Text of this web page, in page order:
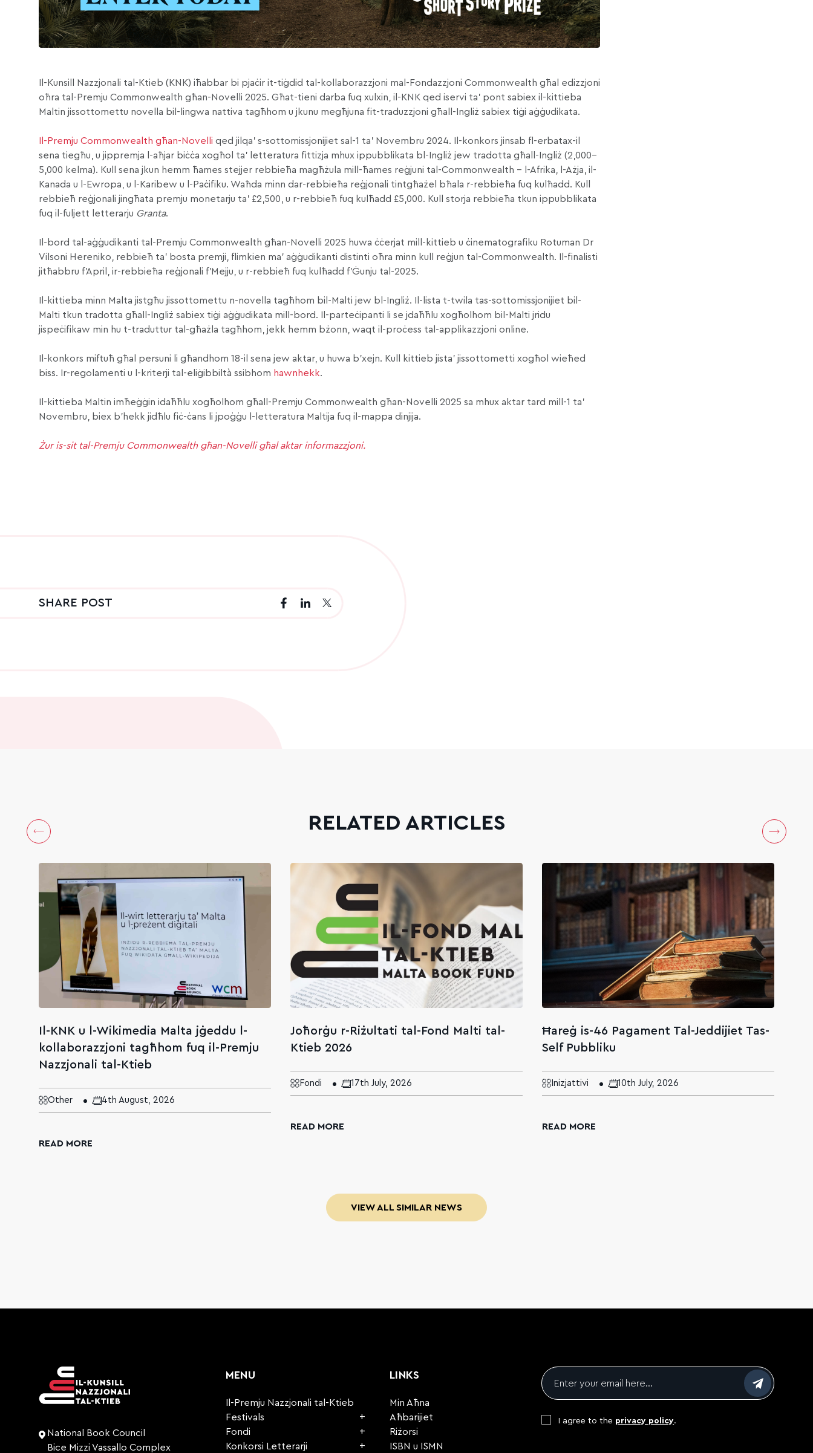
Il-Kunsill Nazzjonali tal-Ktieb (KNK) iħabbar bi pjaċir it-tiġdid tal-kollaborazzjoni mal-Fondazzjoni Commonwealth għal edizzjoni
oħra tal-Premju Commonwealth għan-Novelli 2025. Għat-tieni darba fuq xulxin, il-KNK qed iservi ta’ pont sabiex il-kittieba
Maltin jissottomettu novella bil-lingwa nattiva tagħhom u jkunu megħjuna fit-traduzzjoni għall-Ingliż sabiex tiġi aġġudikata.
Il-Premju Commonwealth għan-Novelli qed jilqa’ s-sottomissjonijiet sal-1 ta’ Novembru 2024. Il-konkors jinsab fl-erbatax-il
sena tiegħu, u jippremja l-aħjar biċċa xogħol ta’ letteratura fittizja mhux ippubblikata bl-Ingliż jew tradotta għall-Ingliż (2,000–
5,000 kelma). Kull sena jkun hemm ħames stejjer rebbieħa magħżula mill-ħames reġjuni tal-Commonwealth – l-Afrika, l-Ażja, il-
Kanada u l-Ewropa, u l-Karibew u l-Paċifiku. Waħda minn dar-rebbieħa reġjonali tintgħażel bħala r-rebbieħa fuq kulħadd. Kull
rebbieħ reġjonali jingħata premju monetarju ta’ £2,500, u r-rebbieħ fuq kulħadd £5,000. Kull storja rebbieħa tkun ippubblikata
fuq il-fuljett letterarju Granta.
Il-bord tal-aġġudikanti tal-Premju Commonwealth għan-Novelli 2025 huwa ċċerjat mill-kittieb u ċinematografiku Rotuman Dr
Vilsoni Hereniko, rebbieħ ta’ bosta premji, flimkien ma’ aġġudikanti distinti oħra minn kull reġjun tal-Commonwealth. Il-finalisti
jitħabbru f’April, ir-rebbieħa reġjonali f’Mejju, u r-rebbieħ fuq kulħadd f’Ġunju tal-2025.
Il-kittieba minn Malta jistgħu jissottomettu n-novella tagħhom bil-Malti jew bl-Ingliż. Il-lista t-twila tas-sottomissjonijiet bil-
Malti tkun tradotta għall-Ingliż sabiex tiġi aġġudikata mill-bord. Il-parteċipanti li se jdaħħlu xogħolhom bil-Malti jridu
jispeċifikaw min hu t-traduttur tal-għażla tagħhom, jekk hemm bżonn, waqt il-proċess tal-applikazzjoni online.
Il-konkors miftuħ għal persuni li għandhom 18-il sena jew aktar, u huwa b’xejn. Kull kittieb jista’ jissottometti xogħol wieħed
biss. Ir-regolamenti u l-kriterji tal-eliġibbiltà ssibhom hawnhekk.
Il-kittieba Maltin imħeġġin idaħħlu xogħolhom għall-Premju Commonwealth għan-Novelli 2025 sa mhux aktar tard mill-1 ta’
Novembru, biex b’hekk jidħlu fiċ-ċans li jpoġġu l-letteratura Maltija fuq il-mappa dinjija.
Żur is-sit tal-Premju Commonwealth għan-Novelli għal aktar informazzjoni.
SHARE POST
RELATED ARTICLES
Il-KNK u l-Wikimedia Malta jġeddu l-
kollaborazzjoni tagħhom fuq il-Premju
Nazzjonali tal-Ktieb
Other 4th August, 2026
READ MORE
Joħorġu r-Riżultati tal-Fond Malti tal-
Ktieb 2026
Fondi 17th July, 2026
READ MORE
Ħareġ is-46 Pagament Tal-Jeddijiet Tas-
Self Pubbliku
Inizjattivi 10th July, 2026
READ MORE
VIEW ALL SIMILAR NEWS
National Book Council
Bice Mizzi Vassallo Complex
MENU
Il-Premju Nazzjonali tal-Ktieb
Festivals
Fondi
Konkorsi Letterarji
LINKS
Min Aħna
Aħbarijiet
Riżorsi
ISBN u ISMN
Email
Consent*
I agree to the privacy policy.